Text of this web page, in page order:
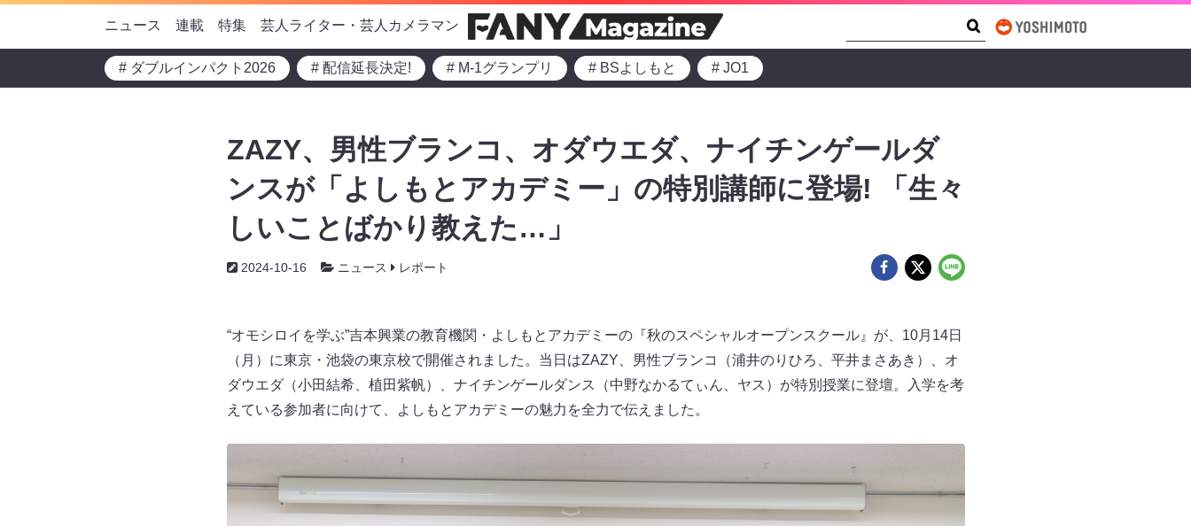
ニュース 連載 特集 芸人ライター・芸人カメラマン
# ダブルインパクト2026 # 配信延長決定! # M-1グランプリ # BSよしもと # JO1
ZAZY、男性ブランコ、オダウエダ、ナイチンゲールダ
ンスが「よしもとアカデミー」の特別講師に登場! 「生々
しいことばかり教えた…」
2024-10-16 ニュース レポート
“オモシロイを学ぶ”吉本興業の教育機関・よしもとアカデミーの『秋のスペシャルオープンスクール』が、10月14日
（月）に東京・池袋の東京校で開催されました。当日はZAZY、男性ブランコ（浦井のりひろ、平井まさあき）、オ
ダウエダ（小田結希、植田紫帆）、ナイチンゲールダンス（中野なかるてぃん、ヤス）が特別授業に登壇。入学を考
えている参加者に向けて、よしもとアカデミーの魅力を全力で伝えました。